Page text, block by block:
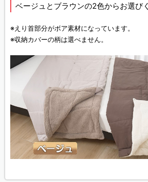
ベージュとブラウンの2色からお選び
※えり首部分がボア素材になっています。
※収納カバーの柄は選べません。